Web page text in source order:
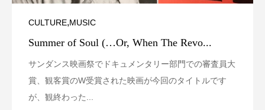
CULTURE,MUSIC
Summer of Soul (…Or, When The Revo...
サンダンス映画祭でドキュメンタリー部門での審査員大
賞、観客賞のW受賞された映画が今回のタイトルです
が、観終わった...